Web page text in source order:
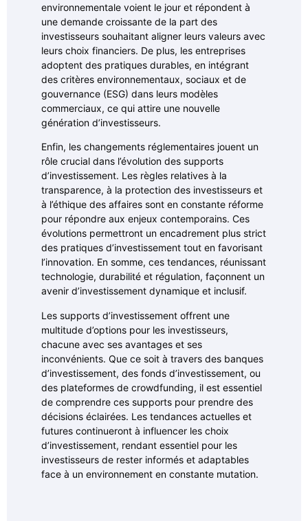
environnementale voient le jour et répondent à
une demande croissante de la part des
investisseurs souhaitant aligner leurs valeurs avec
leurs choix financiers. De plus, les entreprises
adoptent des pratiques durables, en intégrant
des critères environnementaux, sociaux et de
gouvernance (ESG) dans leurs modèles
commerciaux, ce qui attire une nouvelle
génération d’investisseurs.
Enfin, les changements réglementaires jouent un
rôle crucial dans l’évolution des supports
d’investissement. Les règles relatives à la
transparence, à la protection des investisseurs et
à l’éthique des affaires sont en constante réforme
pour répondre aux enjeux contemporains. Ces
évolutions permettront un encadrement plus strict
des pratiques d’investissement tout en favorisant
l’innovation. En somme, ces tendances, réunissant
technologie, durabilité et régulation, façonnent un
avenir d’investissement dynamique et inclusif.
Les supports d’investissement offrent une
multitude d’options pour les investisseurs,
chacune avec ses avantages et ses
inconvénients. Que ce soit à travers des banques
d’investissement, des fonds d’investissement, ou
des plateformes de crowdfunding, il est essentiel
de comprendre ces supports pour prendre des
décisions éclairées. Les tendances actuelles et
futures continueront à influencer les choix
d’investissement, rendant essentiel pour les
investisseurs de rester informés et adaptables
face à un environnement en constante mutation.